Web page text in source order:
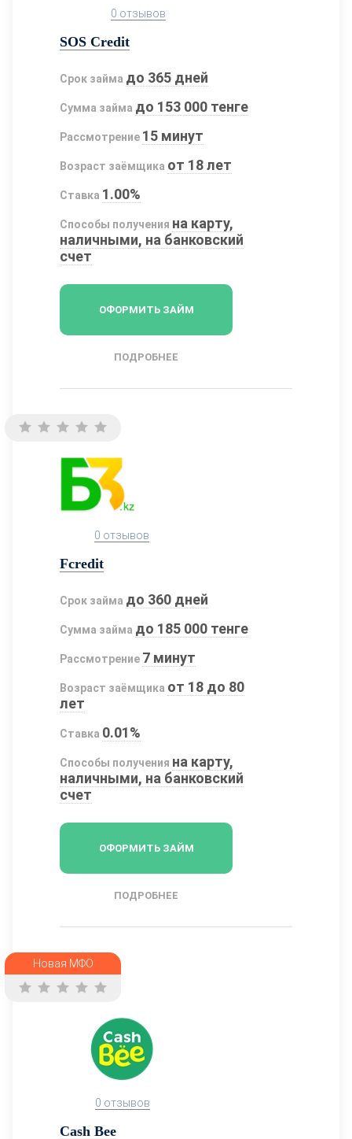
0 отзывов
SOS Credit
Срок займа до 365 дней
Сумма займа до 153 000 тенге
Рассмотрение 15 минут
Возраст заёмщика от 18 лет
Ставка 1.00%
Способы получения на карту,
наличными, на банковский
счет
ОФОРМИТЬ ЗАЙМ
ПОДРОБНЕЕ
0 отзывов
Fcredit
Срок займа до 360 дней
Сумма займа до 185 000 тенге
Рассмотрение 7 минут
Возраст заёмщика от 18 до 80
лет
Ставка 0.01%
Способы получения на карту,
наличными, на банковский
счет
ОФОРМИТЬ ЗАЙМ
ПОДРОБНЕЕ
Новая МФО
0 отзывов
Cash Bee